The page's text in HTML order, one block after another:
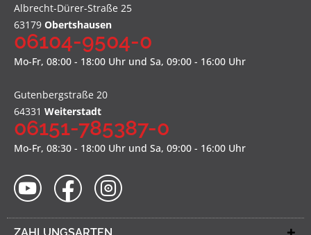
Albrecht-Dürer-Straße 25
63179 Obertshausen
06104-9504-0
Mo-Fr, 08:00 - 18:00 Uhr und Sa, 09:00 - 16:00 Uhr
Gutenbergstraße 20
64331 Weiterstadt
06151-785387-0
Mo-Fr, 08:30 - 18:00 Uhr und Sa, 09:00 - 16:00 Uhr